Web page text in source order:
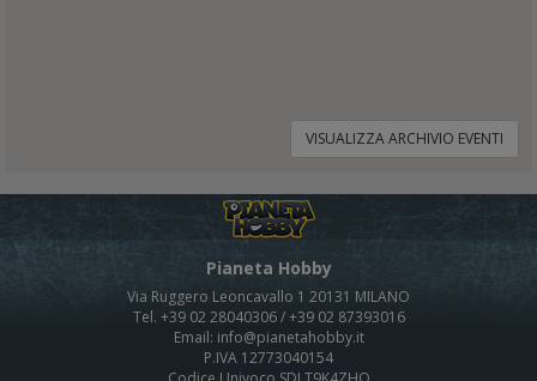
VISUALIZZA ARCHIVIO EVENTI
Pianeta Hobby
Via Ruggero Leoncavallo 1 20131 MILANO
Tel. +39 02 28040306 / +39 02 87393016
Email: info@pianetahobby.it
P.IVA 12773040154